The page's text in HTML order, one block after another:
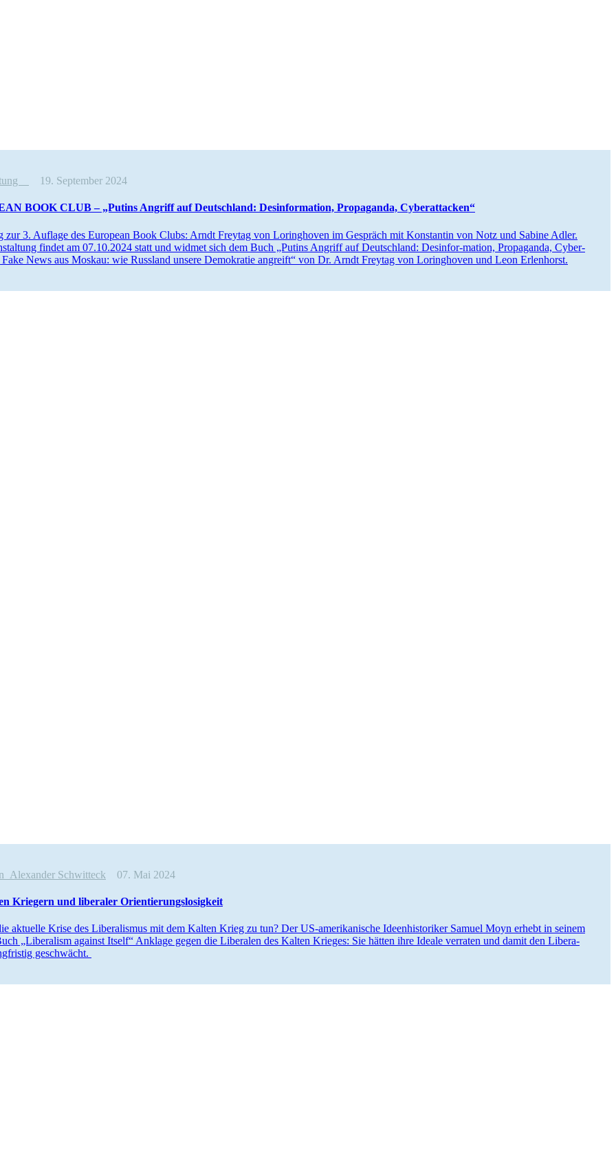
19. September 2024
BOOK CLUB – „Putins Angriff auf Deutschland: Desin­for­mation, Propa­ganda, Cyberattacken“
zur 3. Auflage des European Book Clubs: Arndt Freytag von Loring­hoven im Gespräch mit Konstantin von Notz und Sabine Adler.
findet am 07.10.2024 statt und widmet sich dem Buch „Putins Angriff auf Deutschland: Desinfor-mation, Propa­ganda, Cyber­
Fake News aus Moskau: wie Russland unsere Demokratie angreift“ von Dr. Arndt Freytag von Loring­hoven und Leon Erlenhorst.
Alexander Schwitteck 07. Mai 2024
Kriegern und liberaler Orientierungslosigkeit
aktuelle Krise des Libera­lismus mit dem Kalten Krieg zu tun? Der US-ameri­ka­nische Ideen­his­to­riker Samuel Moyn erhebt in seinem
„Liberalism against Itself“ Anklage gegen die Liberalen des Kalten Krieges: Sie hätten ihre Ideale verraten und damit den Libera­
geschwächt.